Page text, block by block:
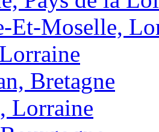
Et-Moselle,
Bretagne
Lorraine